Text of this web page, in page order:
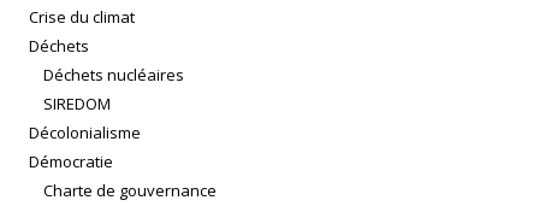
Crise du climat
Déchets
Déchets nucléaires
SIREDOM
Décolonialisme
Démocratie
Charte de gouvernance